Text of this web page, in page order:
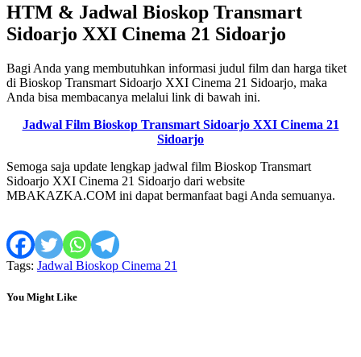
HTM & Jadwal Bioskop Transmart
Sidoarjo XXI Cinema 21 Sidoarjo
Bagi Anda yang membutuhkan informasi judul film dan harga tiket
di Bioskop Transmart Sidoarjo XXI Cinema 21 Sidoarjo, maka
Anda bisa membacanya melalui link di bawah ini.
Jadwal Film Bioskop Transmart Sidoarjo XXI Cinema 21
Sidoarjo
Semoga saja update lengkap jadwal film Bioskop Transmart
Sidoarjo XXI Cinema 21 Sidoarjo dari website
MBAKAZKA.COM ini dapat bermanfaat bagi Anda semuanya.
Tags: Jadwal Bioskop Cinema 21
You Might Like